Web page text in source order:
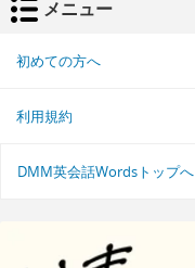
メニュー
初めての方へ
利用規約
DMM英会話Wordsトップへ